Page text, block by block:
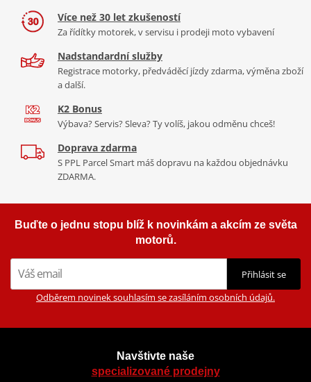
Více než 30 let zkušeností
Za řídítky motorek, v servisu i prodeji moto vybavení
Nadstandardní služby
Registrace motorky, předváděcí jízdy zdarma, výměna zboží
a další.
K2 Bonus
Výbava? Servis? Sleva? Ty volíš, jakou odměnu chceš!
Doprava zdarma
S PPL Parcel Smart máš dopravu na každou objednávku
ZDARMA.
Buďte o jednu stopu blíž k novinkám a akcím ze světa
motorů.
Přihlásit se
Odběrem novinek souhlasím se zasíláním osobních údajů.
Navštivte naše
specializované prodejny